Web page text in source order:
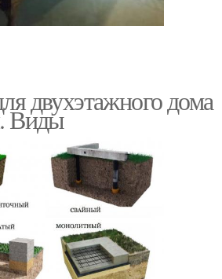
двухэтажного дома
Виды